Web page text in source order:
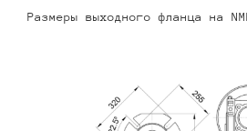
Размеры выходного фланца на